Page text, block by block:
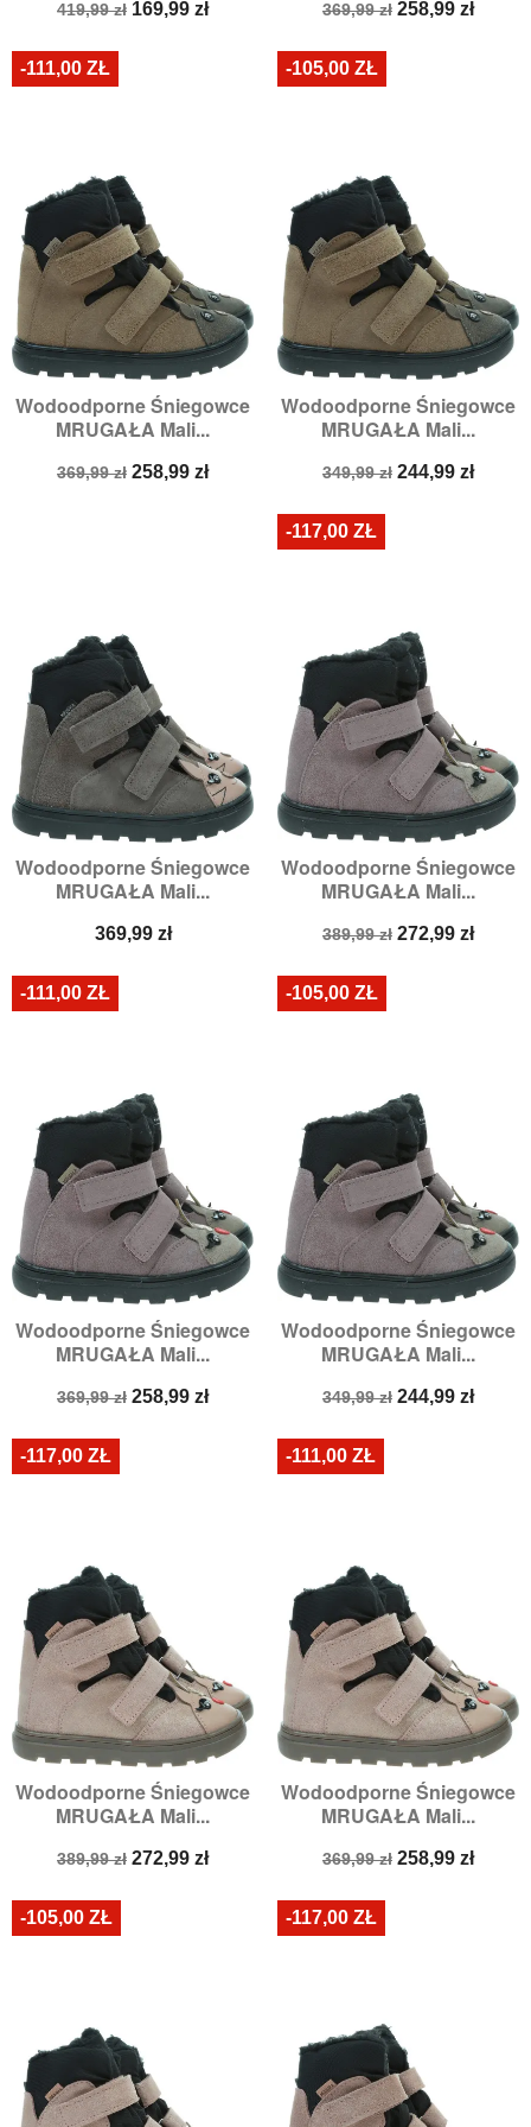
Cena
419,99 zł Cena
169,99 zł
Cena
369,99 zł Cena
258,99 zł
Wodoodporne Śniegowce
MRUGAŁA Mali...
Cena
369,99 zł Cena
258,99 zł
-111,00 ZŁ
Wodoodporne Śniegowce
MRUGAŁA Mali...
Cena
349,99 zł Cena
244,99 zł
-105,00 ZŁ
Wodoodporne Śniegowce
MRUGAŁA Mali...
Cena
369,99 zł
Wodoodporne Śniegowce
MRUGAŁA Mali...
Cena
389,99 zł Cena
272,99 zł
-117,00 ZŁ
Wodoodporne Śniegowce
MRUGAŁA Mali...
Cena
369,99 zł Cena
258,99 zł
-111,00 ZŁ
Wodoodporne Śniegowce
MRUGAŁA Mali...
Cena
349,99 zł Cena
244,99 zł
-105,00 ZŁ
Wodoodporne Śniegowce
MRUGAŁA Mali...
Cena
389,99 zł Cena
272,99 zł
-117,00 ZŁ
Wodoodporne Śniegowce
MRUGAŁA Mali...
Cena
369,99 zł Cena
258,99 zł
-111,00 ZŁ
-105,00 ZŁ -117,00 ZŁ